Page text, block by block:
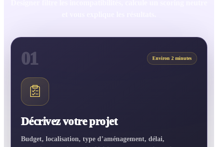
01 Environ 2 minutes
Décrivez votre projet
Budget, localisation, type d’aménagement, délai,